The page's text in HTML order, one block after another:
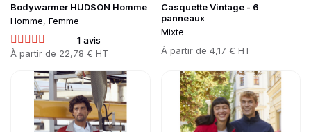
Bodywarmer HUDSON Homme
Homme, Femme
1 avis
Prix
À partir de 22,78 € HT
Casquette Vintage - 6
panneaux
Mixte
Prix
À partir de 4,17 € HT
Go to product page Go to product page